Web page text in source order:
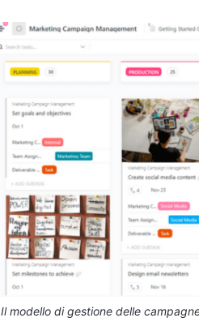
Il modello di gestione delle